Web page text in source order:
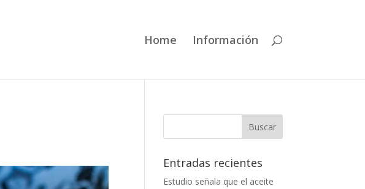
Home Información
Entradas recientes
Estudio señala que el aceite